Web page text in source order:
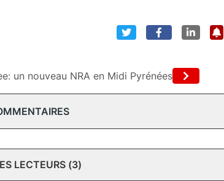
un nouveau NRA en Midi Pyrénées
LECTEURS (3)